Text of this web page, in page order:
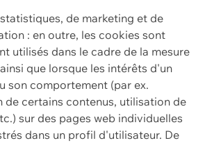
de marketing et de
: en outre, les cookies sont
utilisés dans le cadre de la mesure
que lorsque les intérêts d'un
son comportement (par ex.
de certains contenus, utilisation de
sur des pages web individuelles
dans un profil d'utilisateur. De